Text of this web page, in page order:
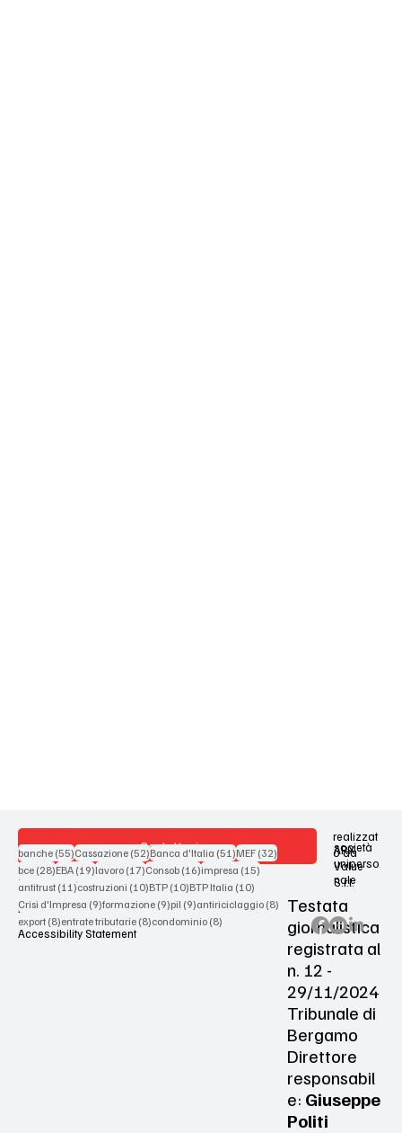
Contattaci
Terms & Conditions
Privacy Policy
Accessibility Statement
realizzat
o da
società
uniperso
nale
ARX
Value
S.r.l.
Testata
giornalistica
registrata al
n. 12 -
29/11/2024
Tribunale di
Bergamo
Direttore
responsabil
e: Giuseppe
Politi
banche (55)55 post
Cassazione (52)52 post
Banca d'Italia (51)51 post
MEF (32)32 post
bce (28)28 post
EBA (19)19 post
lavoro (17)17 post
Consob (16)16 post
impresa (15)15 post
antitrust (11)11 post
costruzioni (10)10 post
BTP (10)10 post
BTP Italia (10)10 post
Crisi d'Impresa (9)9 post
formazione (9)9 post
pil (9)9 post
antiriciclaggio (8)8 post
export (8)8 post
entrate tributarie (8)8 post
condominio (8)8 post